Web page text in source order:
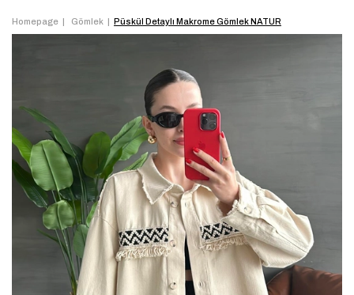
Homepage Gömlek Püskül Detaylı Makrome Gömlek NATUR